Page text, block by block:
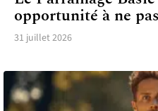
opportunité à ne
31 juillet 2026